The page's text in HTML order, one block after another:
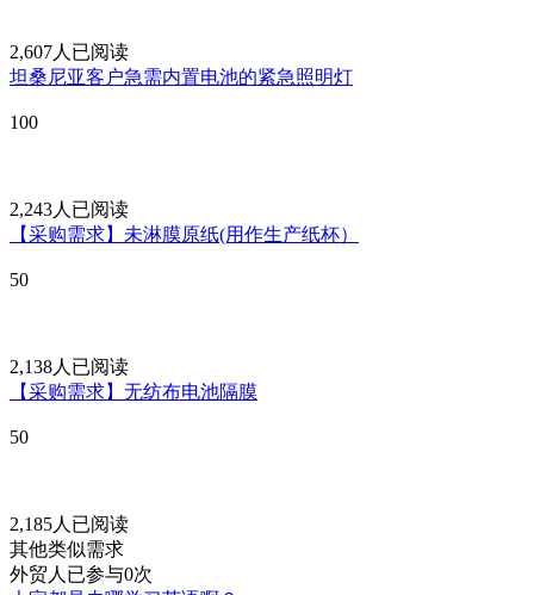
2,607人已阅读
坦桑尼亚客户急需内置电池的紧急照明灯
100
2,243人已阅读
【采购需求】未淋膜原纸(用作生产纸杯）
50
2,138人已阅读
【采购需求】无纺布电池隔膜
50
2,185人已阅读
其他类似需求
外贸人已参与0次